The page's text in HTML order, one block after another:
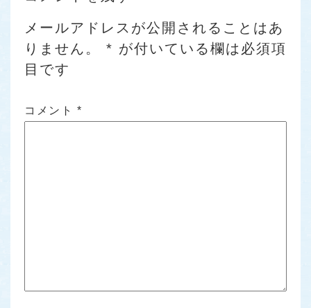
メールアドレスが公開されることはあ
りません。
* が付いている欄は必須項
目です
コメント *